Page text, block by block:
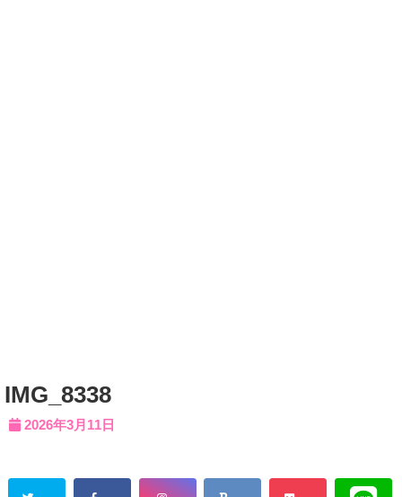
IMG_8338
2026年3月11日